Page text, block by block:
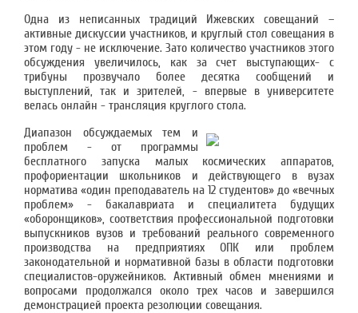
Одна из неписанных традиций Ижевских совещаний –
активные дискуссии участников, и круглый стол совещания в
этом году - не исключение. Зато количество участников этого
обсуждения увеличилось, как за счет выступающих- с
трибуны прозвучало более десятка сообщений и
выступлений, так и зрителей, - впервые в университете
велась онлайн - трансляция круглого стола.
Диапазон обсуждаемых тем и
проблем - от программы
бесплатного запуска малых космических аппаратов,
профориентации школьников и действующего в вузах
норматива «один преподаватель на 12 студентов» до «вечных
проблем» - бакалавриата и специалитета будущих
«оборонщиков», соответствия профессиональной подготовки
выпускников вузов и требований реального современного
производства на предприятиях ОПК или проблем
законодательной и нормативной базы в области подготовки
специалистов-оружейников. Активный обмен мнениями и
вопросами продолжался около трех часов и завершился
демонстрацией проекта резолюции совещания.